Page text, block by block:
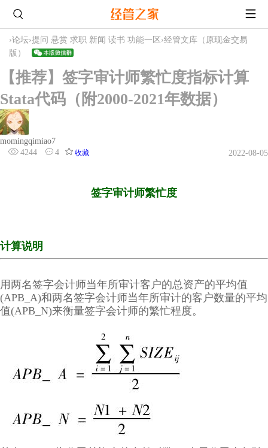
›论坛›提问 悬赏 求职 新闻 读书 功能一区 ›经管文库（原现金交易
版）
【推荐】签字审计师繁忙度指标计算
Stata代码（附2000-2021年数据）
momingqimiao7
4244
4 收藏 2022-08-05
签字审计师繁忙度
计算说明
用两名签字会计师当年所审计客户的总资产的平均值
(APB_A)和两名签字会计师当年所审计的客户数量的平均
值(APB_N)来衡量签字会计师的繁忙程度。